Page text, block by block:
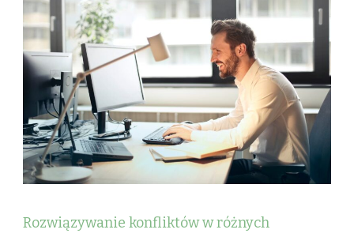
Rozwiązywanie konfliktów w różnych